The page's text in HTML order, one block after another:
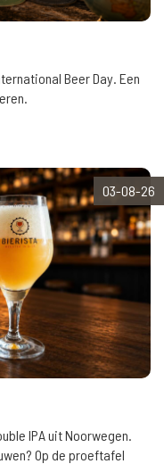
Beer Day. Een
03-08-26
IPA uit Noorwegen.
Op de proeftafel